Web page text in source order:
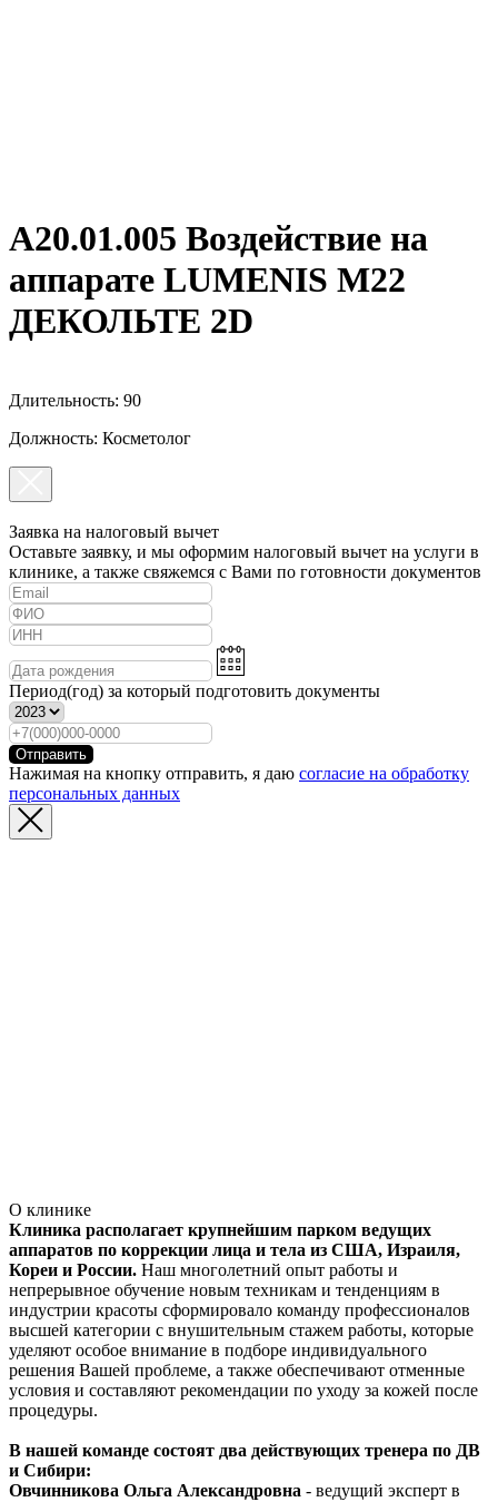
А20.01.005 Воздействие на
аппарате LUMENIS M22
ДЕКОЛЬТЕ 2D
Длительность: 90
Должность: Косметолог
Заявка на налоговый вычет
Оставьте заявку, и мы оформим налоговый вычет на услуги в
клинике, а также свяжемся с Вами по готовности документов
Период(год) за который подготовить документы
Отправить
Нажимая на кнопку отправить, я даю согласие на обработку
персональных данных
О клинике
Клиника располагает крупнейшим парком ведущих
аппаратов по коррекции лица и тела из США, Израиля,
Кореи и России. Наш многолетний опыт работы и
непрерывное обучение новым техникам и тенденциям в
индустрии красоты сформировало команду профессионалов
высшей категории с внушительным стажем работы, которые
уделяют особое внимание в подборе индивидуального
решения Вашей проблеме, а также обеспечивают отменные
условия и составляют рекомендации по уходу за кожей после
процедуры.
В нашей команде состоят два действующих тренера по ДВ
и Сибири:
Овчинникова Ольга Александровна - ведущий эксперт в